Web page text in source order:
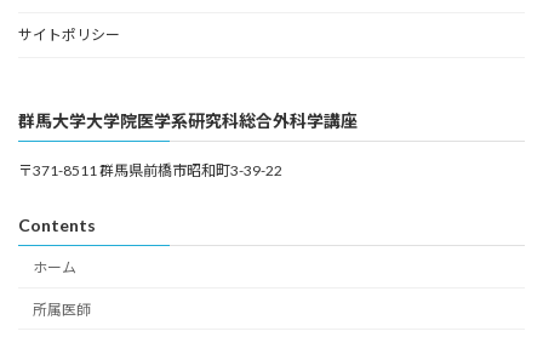
サイトポリシー
群馬大学大学院医学系研究科総合外科学講座
〒371-8511 群馬県前橋市昭和町3-39-22
Contents
ホーム
所属医師